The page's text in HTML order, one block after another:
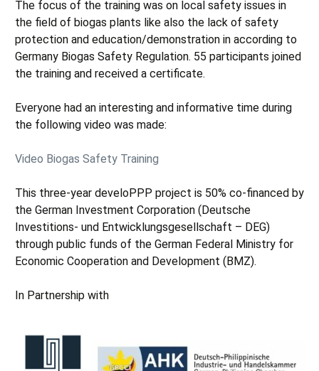
The focus of the training was on local safety issues in
the field of biogas plants like also the lack of safety
protection and education/demonstration in according to
Germany Biogas Safety Regulation. 55 participants joined
the training and received a certificate.
Everyone had an interesting and informative time during
the following video was made:
Video Biogas Safety Training
This three-year develoPPP project is 50% co-financed by
the German Investment Corporation (Deutsche
Investitions- und Entwicklungsgesellschaft – DEG)
through public funds of the German Federal Ministry for
Economic Cooperation and Development (BMZ).
In Partnership with